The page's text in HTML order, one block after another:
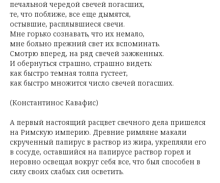
печальной чередой свечей погасших,
те, что поближе, все еще дымятся,
остывшие, расплывшиеся свечи.
Мне горько сознавать, что их немало,
мне больно прежний свет их вспоминать.
Смотрю вперед, на ряд свечей зажженных.
И обернуться страшно, страшно видеть:
как быстро темная толпа густеет,
как быстро множится число свечей погасших.
(Константинос Кавафис)
А первый настоящий расцвет свечного дела пришелся
на Римскую империю. Древние римляне макали
скрученный папирус в раствор из жира, укрепляли его
в сосуде, оставшийся на папирусе раствор горел и
неровно освещал вокруг себя все, что был способен в
силу своих слабых сил осветить.